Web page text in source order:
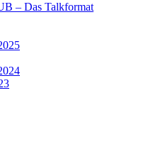
– Das Talkformat